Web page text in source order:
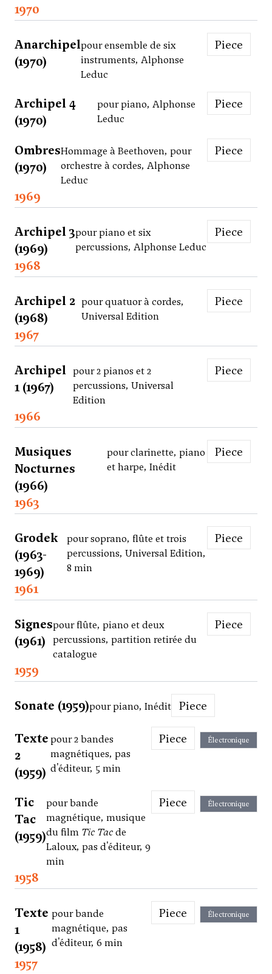
1970
Anarchipel
(1970)
pour ensemble de six
instruments, Alphonse
Leduc
Piece
Archipel 4
(1970)
pour piano, Alphonse
Leduc
Piece
Ombres
(1970)
Hommage à Beethoven, pour
orchestre à cordes, Alphonse
Leduc
Piece
1969
Archipel 3
(1969)
pour piano et six
percussions, Alphonse Leduc
Piece
1968
Archipel 2
(1968)
pour quatuor à cordes,
Universal Edition
Piece
1967
Archipel
1 (1967)
pour 2 pianos et 2
percussions, Universal
Edition
Piece
1966
Musiques
Nocturnes
(1966)
pour clarinette, piano
et harpe, Inédit
Piece
1963
Grodek
(1963-
1969)
pour soprano, flûte et trois
percussions, Universal Edition,
8 min
Piece
1961
Signes
(1961)
pour flûte, piano et deux
percussions, partition retirée du
catalogue
Piece
1959
Sonate (1959)pour piano, Inédit Piece
Texte
2
(1959)
pour 2 bandes
magnétiques, pas
d'éditeur, 5 min
Piece Électronique
Tic
Tac
(1959)
pour bande
magnétique, musique
du film Tic Tacde
Laloux, pas d'éditeur, 9
min
Piece Électronique
1958
Texte
1
(1958)
pour bande
magnétique, pas
d'éditeur, 6 min
Piece Électronique
1957